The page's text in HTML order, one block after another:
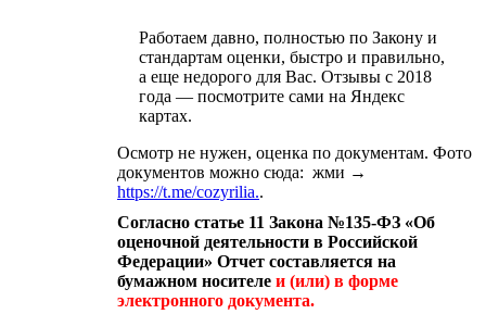
Работаем давно, полностью по Закону и
стандартам оценки, быстро и правильно,
а еще недорого для Вас. Отзывы с 2018
года — посмотрите сами на Яндекс
картах.
Осмотр не нужен, оценка по документам. Фото
документов можно сюда: жми →
https://t.me/cozyrilia..
Согласно статье 11 Закона №135-ФЗ «Об
оценочной деятельности в Российской
Федерации» Отчет составляется на
бумажном носителе и (или) в форме
электронного документа.